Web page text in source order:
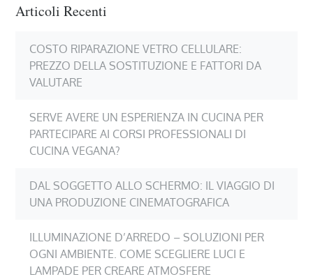
Articoli Recenti
COSTO RIPARAZIONE VETRO CELLULARE:
PREZZO DELLA SOSTITUZIONE E FATTORI DA
VALUTARE
SERVE AVERE UN ESPERIENZA IN CUCINA PER
PARTECIPARE AI CORSI PROFESSIONALI DI
CUCINA VEGANA?
DAL SOGGETTO ALLO SCHERMO: IL VIAGGIO DI
UNA PRODUZIONE CINEMATOGRAFICA
ILLUMINAZIONE D’ARREDO – SOLUZIONI PER
OGNI AMBIENTE. COME SCEGLIERE LUCI E
LAMPADE PER CREARE ATMOSFERE